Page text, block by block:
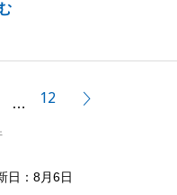
。
談ください。
… 12
日：8月6日